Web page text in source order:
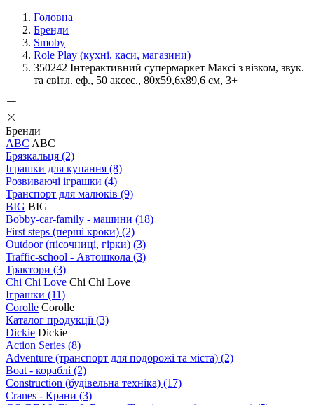
Головна
Бренди
Smoby
Role Play (кухні, каси, магазини)
350242 Інтерактивний супермаркет Максі з візком, звук.
та світл. еф., 50 аксес., 80х59,6х89,6 см, 3+
Бренди
ABC ABC
Брязкальця (2)
Іграшки для купання (8)
Розвиваючі іграшки (4)
Транспорт для малюків (9)
BIG BIG
Bobby-car-family - машини (18)
First steps (перші кроки) (2)
Outdoor (пісочниці, гірки) (3)
Traffic-school - Автошкола (3)
Трактори (3)
Chi Chi Love Chi Chi Love
Іграшки (11)
Corolle Corolle
Каталог продукції(3)
Dickie Dickie
Action Series (8)
Adventure (транспорт для подорожі та міста) (2)
Boat - кораблі (2)
Construction (будівельна техніка) (17)
Cranes - Крани (3)